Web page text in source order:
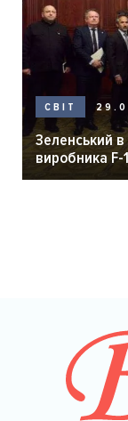
СВІТ
Зеленський
виробника F-